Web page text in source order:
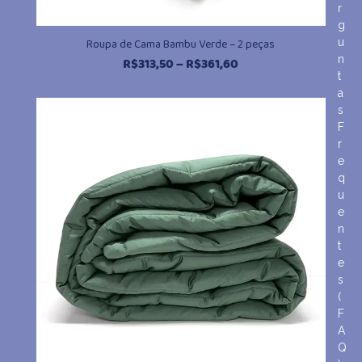
Roupa de Cama Bambu Verde – 2 peças
R$313,50–R$361,60
preço:
R$361,60
r
g
u
n
t
a
s
F
r
e
q
u
e
n
t
e
s
(
F
A
Q